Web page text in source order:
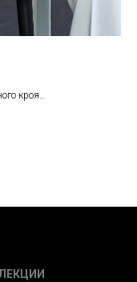
кроя